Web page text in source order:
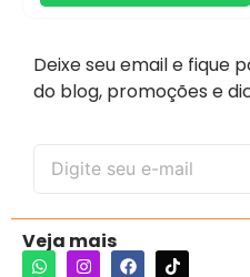
Deixe seu email e fique
do blog, promoções e
Veja mais